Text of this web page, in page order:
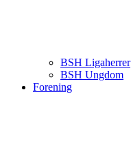
BSH Ligaherrer
BSH Ungdom
Forening